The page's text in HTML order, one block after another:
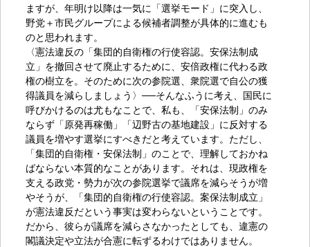
ますが、年明け以降は一気に「選挙モード」に突入し、
野党＋市民グループによる候補者調整が具体的に進むも
のと思われます。
〈憲法違反の「集団的自衛権の行使容認。安保法制成
立」を撤回させて廃止するために、安倍政権に代わる政
権の樹立を。そのために次の参院選、衆院選で自公の獲
得議員を減らしましょう〉──そんなふうに考え、国民に
呼びかけるのは尤もなことで、私も、「安保法制」のみ
ならず「原発再稼働」「辺野古の基地建設」に反対する
議員を増やす選挙にすべきだと考えています。ただし、
「集団的自衛権・安保法制」のことで、理解しておかね
ばならない本質的なことがあります。それは、現政権を
支える政党・勢力が次の参院選挙で議席を減らそうが増
やそうが、「集団的自衛権の行使容認。案保法制成立」
が憲法違反だという事実は変わらないということです。
だから、彼らが議席を減らさなかったとしても、違憲の
閣議決定や立法が合憲に転ずるわけではありません。